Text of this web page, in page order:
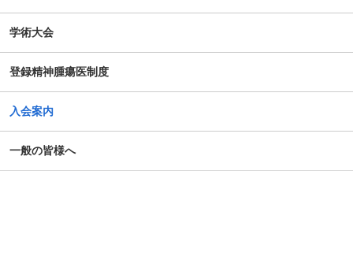
学術大会
登録精神腫瘍医制度
入会案内
一般の皆様へ